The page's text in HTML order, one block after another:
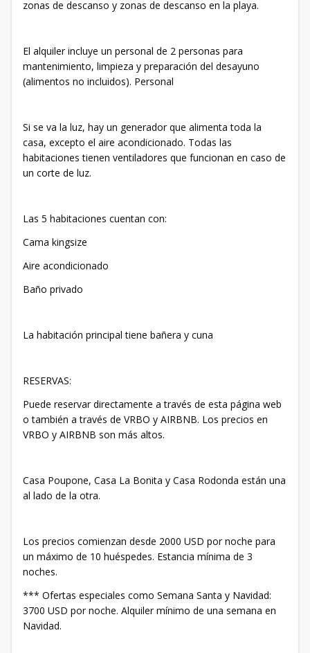
zonas de descanso y zonas de descanso en la playa.
El alquiler incluye un personal de 2 personas para
mantenimiento, limpieza y preparación del desayuno
(alimentos no incluidos). Personal
Si se va la luz, hay un generador que alimenta toda la
casa, excepto el aire acondicionado. Todas las
habitaciones tienen ventiladores que funcionan en caso de
un corte de luz.
Las 5 habitaciones cuentan con:
Cama kingsize
Aire acondicionado
Baño privado
La habitación principal tiene bañera y cuna
RESERVAS:
Puede reservar directamente a través de esta página web
o también a través de VRBO y AIRBNB. Los precios en
VRBO y AIRBNB son más altos.
Casa Poupone, Casa La Bonita y Casa Rodonda están una
al lado de la otra.
Los precios comienzan desde 2000 USD por noche para
un máximo de 10 huéspedes. Estancia mínima de 3
noches.
*** Ofertas especiales como Semana Santa y Navidad:
3700 USD por noche. Alquiler mínimo de una semana en
Navidad.